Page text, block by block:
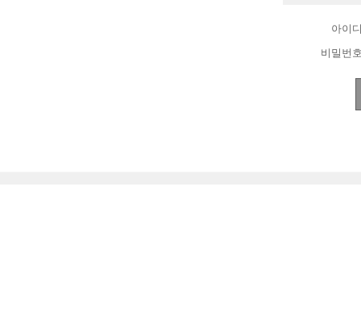
아이
비밀번